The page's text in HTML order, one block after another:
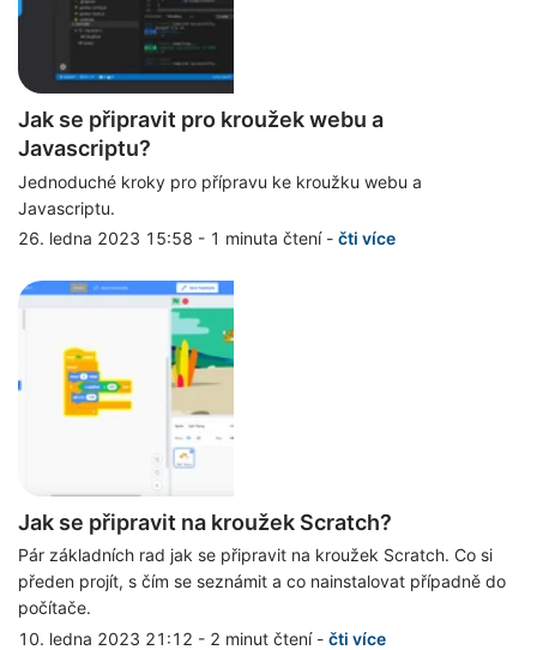
Jak se připravit pro kroužek webu a
Javascriptu?
Jednoduché kroky pro přípravu ke kroužku webu a
Javascriptu.
26. ledna 2023 15:58 - 1 minuta čtení- čti více
Jak se připravit na kroužek Scratch?
Pár základních rad jak se připravit na kroužek Scratch. Co si
předen projít, s čím se seznámit a co nainstalovat případně do
počítače.
10. ledna 2023 21:12 - 2 minut čtení- čti více